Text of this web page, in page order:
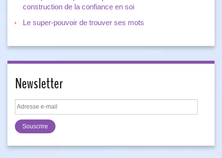
construction de la confiance en soi
Le super-pouvoir de trouver ses mots
Newsletter
Adresse
e-
mail